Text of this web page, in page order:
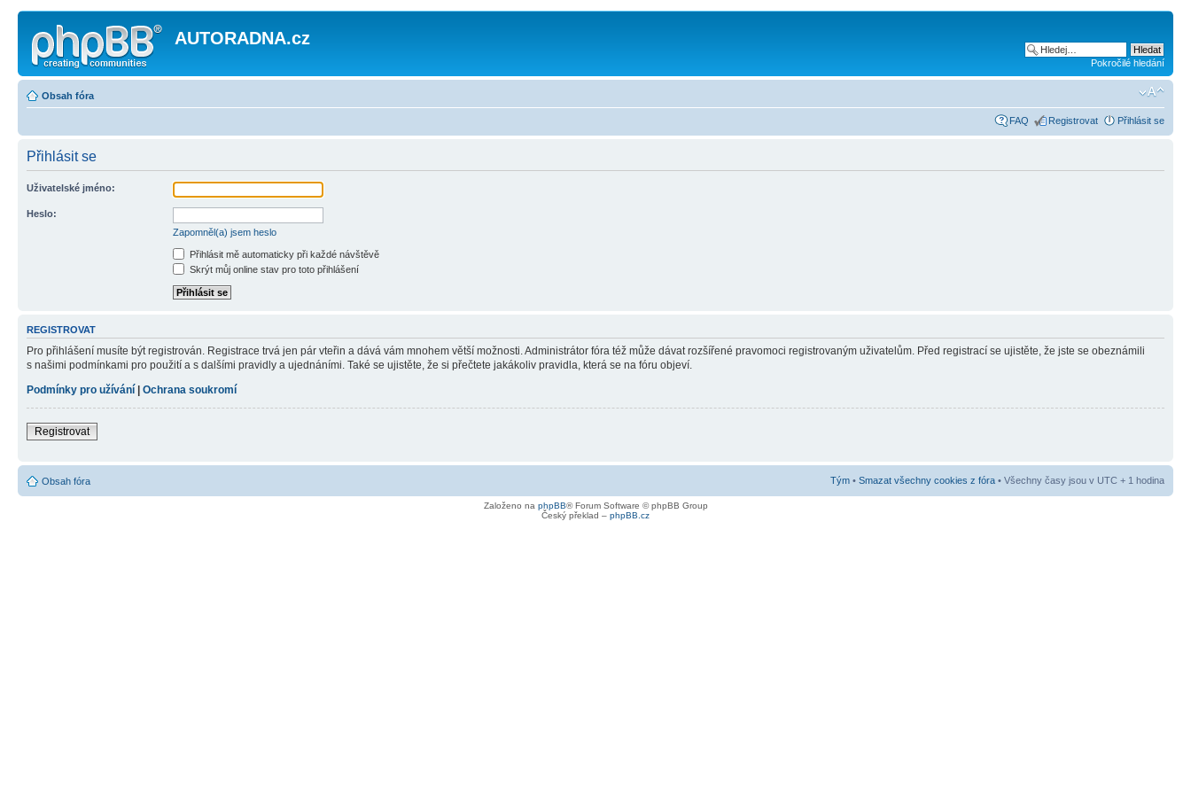
AUTORADNA.cz
Pokročilé hledání
Obsah fóra
FAQ Registrovat Přihlásit se
Přihlásit se
Uživatelské jméno:
Heslo:
Zapomněl(a) jsem heslo
Přihlásit mě automaticky při každé návštěvě
Skrýt můj online stav pro toto přihlášení
REGISTROVAT
Pro přihlášení musíte být registrován. Registrace trvá jen pár vteřin a dává vám mnohem větší možnosti. Administrátor fóra též může dávat rozšířené pravomoci registrovaným uživatelům. Před registrací se ujistěte, že jste se obeznámili
s našimi podmínkami pro použití a s dalšími pravidly a ujednáními. Také se ujistěte, že si přečtete jakákoliv pravidla, která se na fóru objeví.
Podmínky pro užívání | Ochrana soukromí
Registrovat
Obsah fóra Tým • Smazat všechny cookies z fóra • Všechny časy jsou v UTC + 1 hodina
Založeno na phpBB® Forum Software © phpBB Group
Český překlad – phpBB.cz